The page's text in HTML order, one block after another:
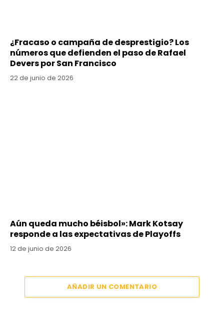
¿Fracaso o campaña de desprestigio? Los
números que defienden el paso de Rafael
Devers por San Francisco
22 de junio de 2026
Aún queda mucho béisbol»: Mark Kotsay
responde a las expectativas de Playoffs
12 de junio de 2026
AÑADIR UN COMENTARIO